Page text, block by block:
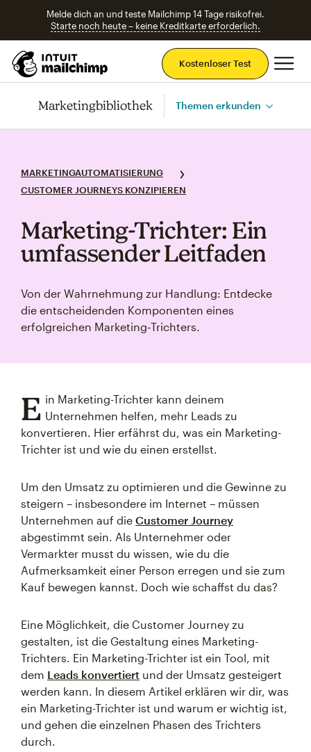
Melde dich an und teste Mailchimp 14 Tage risikofrei.
Starte noch heute – keine Kreditkarte erforderlich.
Kostenloser Test
Marketingbibliothek Themen erkunden
MARKETINGAUTOMATISIERUNG
CUSTOMER JOURNEYS KONZIPIEREN
Marketing‑Trichter: Ein
umfassender Leitfaden
Von der Wahrnehmung zur Handlung: Entdecke
die entscheidenden Komponenten eines
erfolgreichen Marketing‑Trichters.
E in Marketing-Trichter kann deinem
Unternehmen helfen, mehr Leads zu
konvertieren. Hier erfährst du, was ein Marketing-
Trichter ist und wie du einen erstellst.
Um den Umsatz zu optimieren und die Gewinne zu
steigern – insbesondere im Internet – müssen
Unternehmen auf die Customer Journey
abgestimmt sein. Als Unternehmer oder
Vermarkter musst du wissen, wie du die
Aufmerksamkeit einer Person erregen und sie zum
Kauf bewegen kannst. Doch wie schaffst du das?
Eine Möglichkeit, die Customer Journey zu
gestalten, ist die Gestaltung eines Marketing-
Trichters. Ein Marketing-Trichter ist ein Tool, mit
dem Leads konvertiert und der Umsatz gesteigert
werden kann. In diesem Artikel erklären wir dir, was
ein Marketing-Trichter ist und warum er wichtig ist,
und gehen die einzelnen Phasen des Trichters
durch.